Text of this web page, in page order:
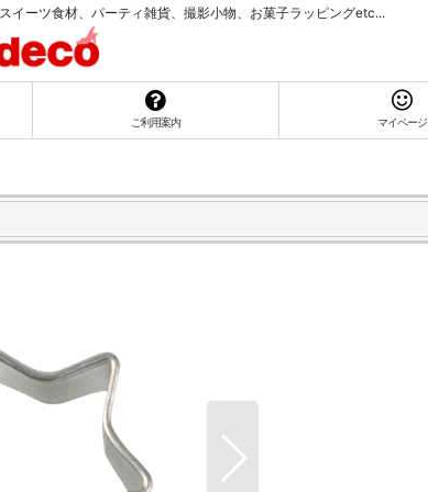
イーツ食材、パーティ雑貨、撮影小物、お菓子ラッピングetc...
ご利用案内 マイページ